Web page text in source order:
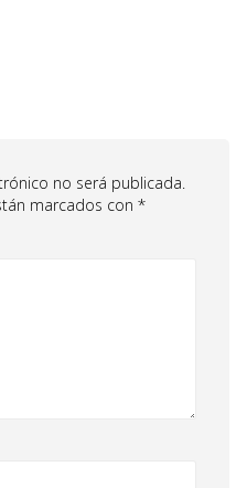
no será publicada.
marcados con *